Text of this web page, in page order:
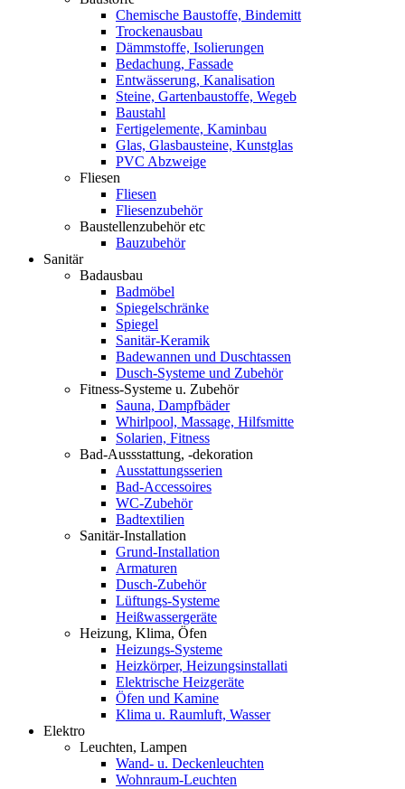
Chemische Baustoffe, Bindemitt
Trockenausbau
Dämmstoffe, Isolierungen
Bedachung, Fassade
Entwässerung, Kanalisation
Steine, Gartenbaustoffe, Wegeb
Baustahl
Fertigelemente, Kaminbau
Glas, Glasbausteine, Kunstglas
PVC Abzweige
Fliesen
Fliesen
Fliesenzubehör
Baustellenzubehör etc
Bauzubehör
Sanitär
Badausbau
Badmöbel
Spiegelschränke
Spiegel
Sanitär-Keramik
Badewannen und Duschtassen
Dusch-Systeme und Zubehör
Fitness-Systeme u. Zubehör
Sauna, Dampfbäder
Whirlpool, Massage, Hilfsmitte
Solarien, Fitness
Bad-Aussstattung, -dekoration
Ausstattungsserien
Bad-Accessoires
WC-Zubehör
Badtextilien
Sanitär-Installation
Grund-Installation
Armaturen
Dusch-Zubehör
Lüftungs-Systeme
Heißwassergeräte
Heizung, Klima, Öfen
Heizungs-Systeme
Heizkörper, Heizungsinstallati
Elektrische Heizgeräte
Öfen und Kamine
Klima u. Raumluft, Wasser
Elektro
Leuchten, Lampen
Wand- u. Deckenleuchten
Wohnraum-Leuchten